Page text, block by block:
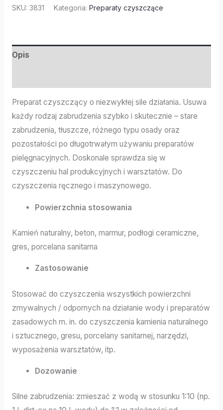
SKU: 3831 Kategoria: Preparaty czyszczące
Opis
Preparat czyszczący o niezwykłej sile działania. Usuwa
każdy rodzaj zabrudzenia szybko i skutecznie – stare
zabrudzenia, tłuszcze, różnego typu osady oraz
pozostałości po długotrwałym używaniu preparatów
pielęgnacyjnych. Doskonale sprawdza się w
czyszczeniu hal produkcyjnych i warsztatów. Do
czyszczenia ręcznego i maszynowego.
Powierzchnia stosowania
Kamień naturalny, beton, marmur, podłogi ceramiczne,
gres, porcelana sanitarna
Zastosowanie
Stosować do czyszczenia wszystkich powierzchni
zmywalnych / odpornych na działanie wody i preparatów
zasadowych m. in. do czyszczenia kamienia naturalnego
i sztucznego, gresu, porcelany sanitarnej, narzędzi,
wyposażenia warsztatów, itp.
Dozowanie
Silne zabrudzenia: zmieszać z wodą w stosunku 1:10 (np.